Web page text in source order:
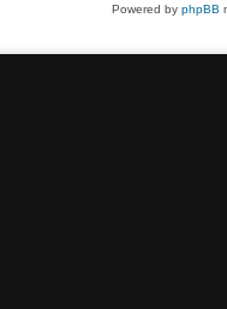
Powered by phpBB